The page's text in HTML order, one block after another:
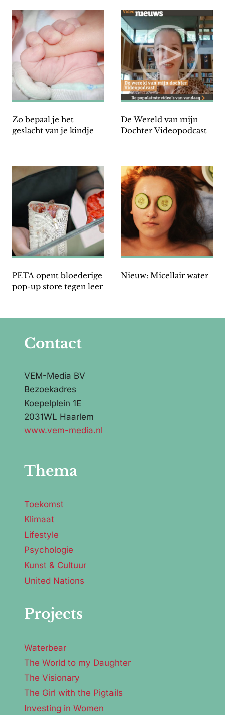
Zo bepaal je het
geslacht van je kindje
De Wereld van mijn
Dochter Videopodcast
PETA opent bloederige
pop-up store tegen leer
Nieuw: Micellair water
Contact
VEM-Media BV
Bezoekadres
Koepelplein 1E
2031WL Haarlem
www.vem-media.nl
Thema
Toekomst
Klimaat
Lifestyle
Psychologie
Kunst & Cultuur
United Nations
Projects
Waterbear
The World to my Daughter
The Visionary
The Girl with the Pigtails
Investing in Women